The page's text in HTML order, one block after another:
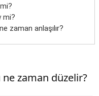
mi?
zaman anlaşılır?
zaman düzelir?